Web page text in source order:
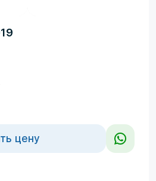
цену